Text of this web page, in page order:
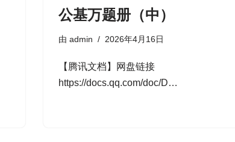
公基万题册（中）
由 admin 2026年4月16日
【腾讯文档】网盘链接
https://docs.qq.com/doc/D…